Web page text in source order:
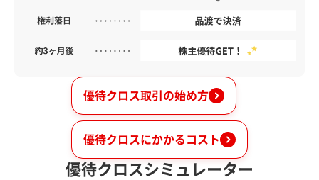
優待クロス取引の始め方
優待クロスにかかるコスト
優待クロスシミュレーター